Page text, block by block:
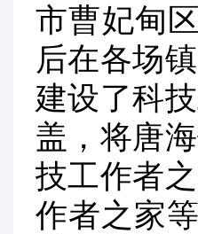
市曹妃甸
后在各场
建设了科
盖，将唐
技工作者
作者之家